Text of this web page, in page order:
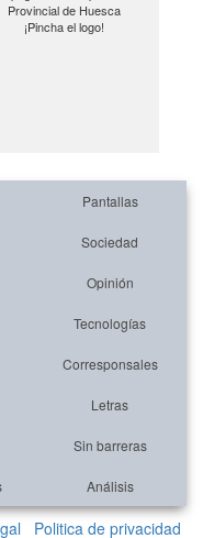
Provincial de Huesca
¡Pincha el logo!
Pantallas
Sociedad
Opinión
Tecnologías
Corresponsales
Letras
Sin barreras
Análisis
Politica de privacidad